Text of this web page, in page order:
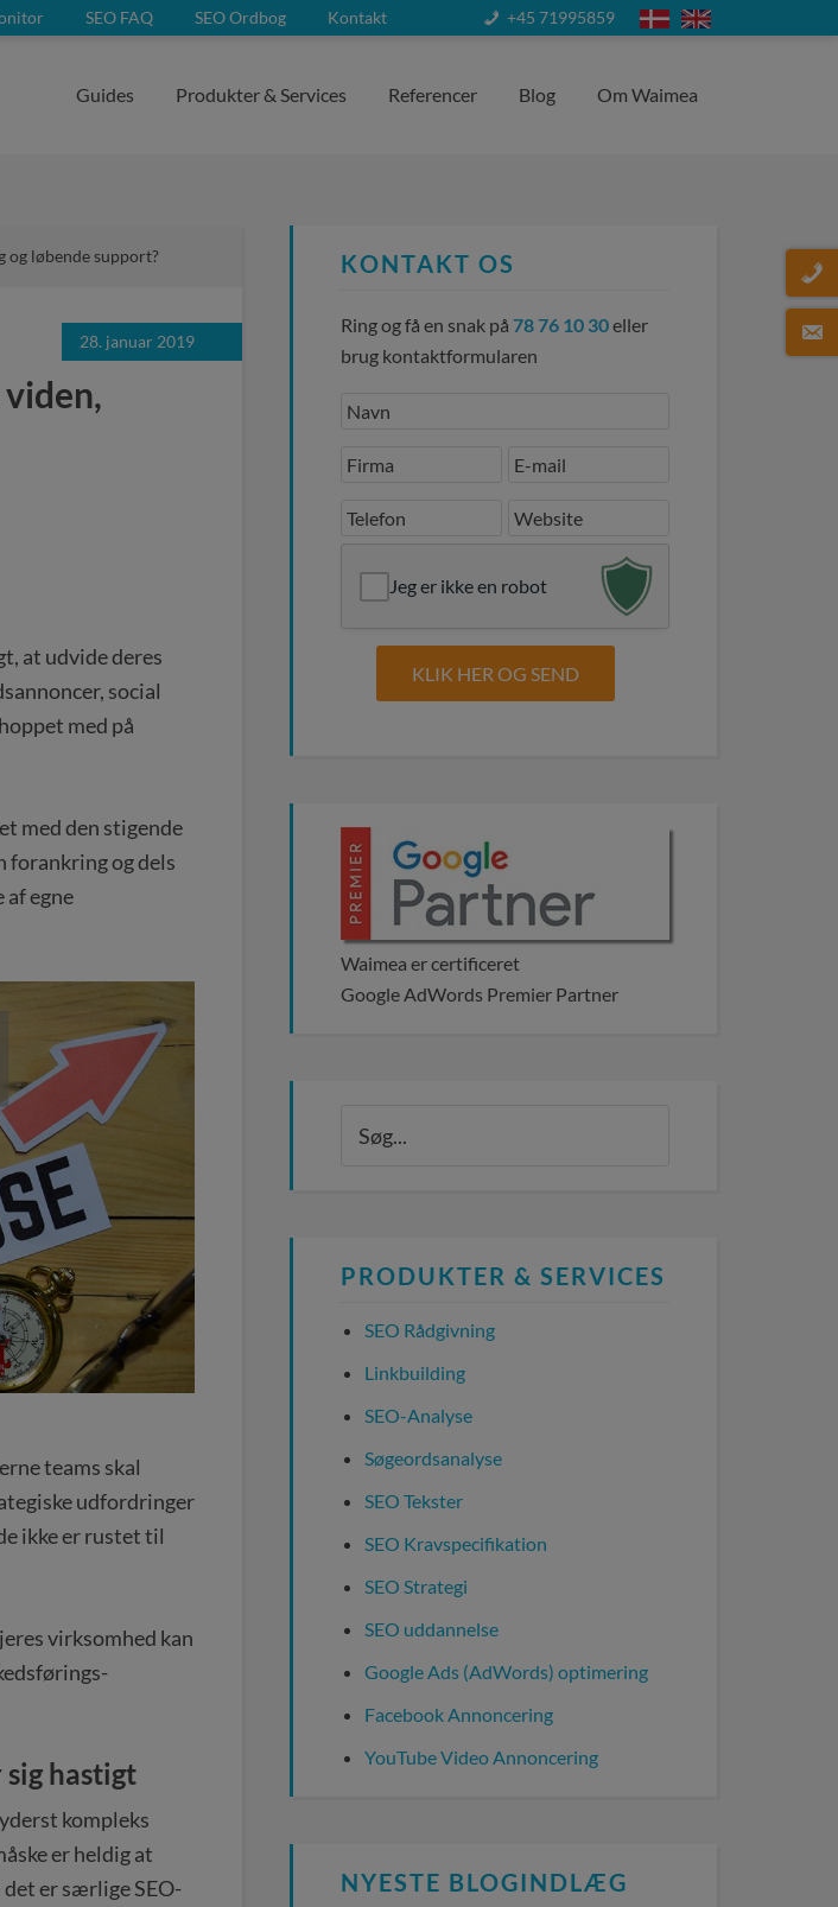
SEO FAQ SEO Ordbog Kontakt +45 71995859
Guides Produkter & Services Referencer Blog Om Waimea
og løbende support?
28. januar 2019
at udvide deres
social
med på
med den stigende
forankring og dels
af egne
teams skal
udfordringer
ikke er rustet til
virksomhed kan
hastigt
kompleks
er heldig at
det er særlige SEO-
KONTAKT OS
Ring og få en snak på 78 76 10 30eller
brug kontaktformularen
Jeg er ikke en robot
Waimea er certificeret
Google AdWords Premier Partner
PRODUKTER & SERVICES
SEO Rådgivning
Linkbuilding
SEO-Analyse
Søgeordsanalyse
SEO Tekster
SEO Kravspecifikation
SEO Strategi
SEO uddannelse
Google Ads (AdWords) optimering
Facebook Annoncering
YouTube Video Annoncering
NYESTE BLOGINDLÆG